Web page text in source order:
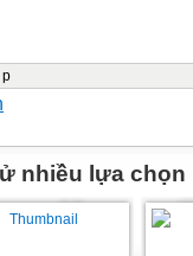
p
nhiều lựa chọn